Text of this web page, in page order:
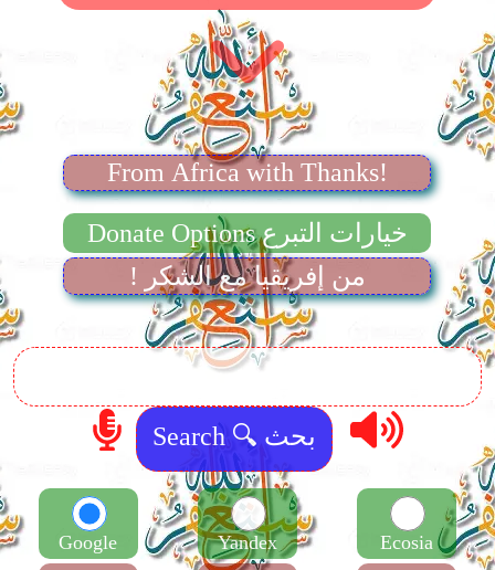
From Africa with Thanks!
Donate Options خيارات التبرع
! من إفريقيا مع الشكر
Google Yandex Ecosia